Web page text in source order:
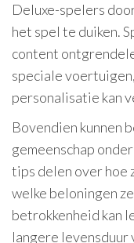
Deluxe-spelers
het spel te duiken.
content
speciale
personalisatie kan
Bovendien kunnen
gemeenschap
tips delen over hoe
welke beloningen
betrokkenheid kan
langere levensduur